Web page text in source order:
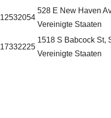
528 E New Haven
Vereinigte Staaten
1518 S Babcock St,
Vereinigte Staaten